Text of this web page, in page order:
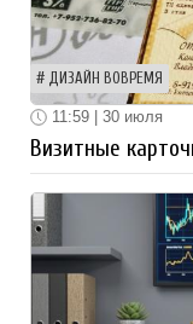
ДИЗАЙН ВОВРЕМЯ
11:59 | 30 июля
Визитные